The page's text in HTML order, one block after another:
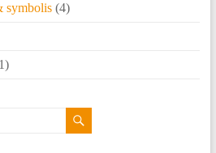
symbolis(4)